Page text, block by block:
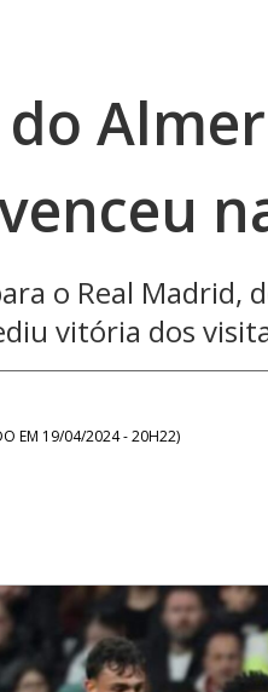
do
o Real Madrid,
vitória dos
EM 19/04/2024 - 20H22)